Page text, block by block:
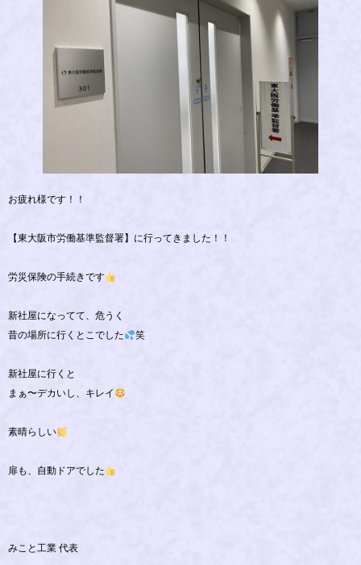
お疲れ様です！！
【東大阪市労働基準監督署】に行ってきました！！
労災保険の手続きです
新社屋になってて、危うく
昔の場所に行くとこでした
笑
新社屋に行くと
まぁ〜デカいし、キレイ
素晴らしい
扉も、自動ドアでした
みこと工業 代表